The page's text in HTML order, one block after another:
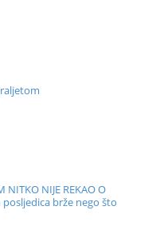
NIJE REKAO O
brže nego što